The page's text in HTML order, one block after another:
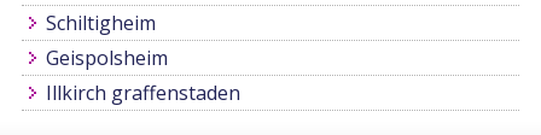
Schiltigheim
Geispolsheim
Illkirch graffenstaden